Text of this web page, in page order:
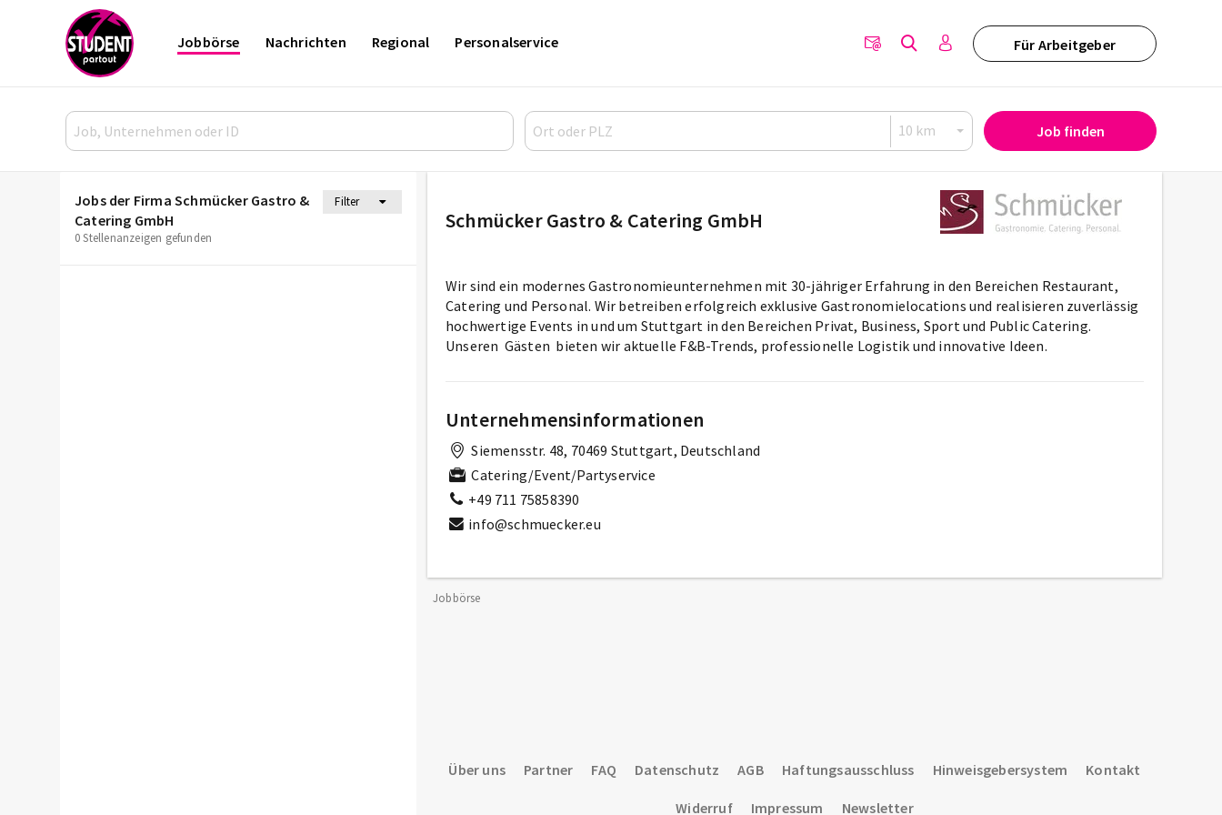
Für Arbeitgeber
Jobbörse Nachrichten Regional Personalservice
Job finden
Jobs der Firma Schmücker Gastro &
Catering GmbH
Filter
0 Stellenanzeigen gefunden
Schmücker Gastro & Catering GmbH
Wir sind ein modernes Gastronomieunternehmen mit 30-jähriger Erfahrung in den Bereichen Restaurant,
Catering und Personal. Wir betreiben erfolgreich exklusive Gastronomielocations und realisieren zuverlässig
hochwertige Events in und um Stuttgart in den Bereichen Privat, Business, Sport und Public Catering.
Unseren Gästen bieten wir aktuelle F&B-Trends, professionelle Logistik und innovative Ideen.
Unternehmensinformationen
Siemensstr. 48, 70469 Stuttgart, Deutschland
Catering/Event/Partyservice
+49 711 75858390
info@schmuecker.eu
Jobbörse
Über uns Partner FAQ Datenschutz AGB Haftungsausschluss Hinweisgebersystem Kontakt
Widerruf Impressum Newsletter